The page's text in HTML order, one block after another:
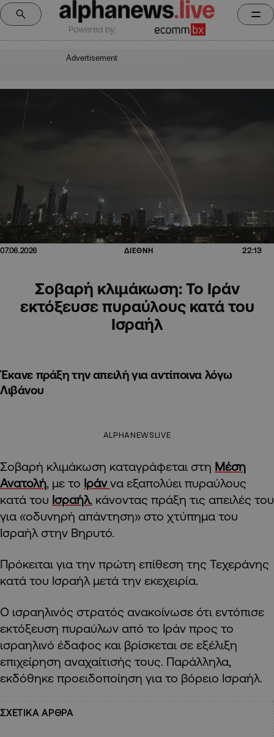
Powered by:
Advertisement
07.06.2026 ΔΙΕΘΝΗ 22:13
Σοβαρή κλιμάκωση: Το Ιράν
εκτόξευσε πυραύλους κατά του
Ισραήλ
Έκανε πράξη την απειλή για αντίποινα λόγω
Λιβάνου
ALPHANEWSLIVE
Σοβαρή κλιμάκωση καταγράφεται στη Μέση
Ανατολή, με το Ιράννα εξαπολύει πυραύλους
κατά του Ισραήλ, κάνοντας πράξη τις απειλές του
για «οδυνηρή απάντηση» στο χτύπημα του
Ισραήλ στην Βηρυτό.
Πρόκειται για την πρώτη επίθεση της Τεχεράνης
κατά του Ισραήλ μετά την εκεχειρία.
Ο ισραηλινός στρατός ανακοίνωσε ότι εντόπισε
εκτόξευση πυραύλων από το Ιράν προς το
ισραηλινό έδαφος και βρίσκεται σε εξέλιξη
επιχείρηση αναχαίτισής τους. Παράλληλα,
εκδόθηκε προειδοποίηση για το βόρειο Ισραήλ.
ΣΧΕΤΙΚΑ ΑΡΘΡΑ